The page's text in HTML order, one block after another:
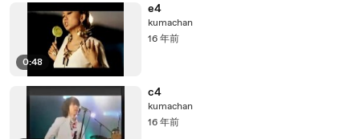
0:48
e4
kumachan
16 年前
c4
kumachan
16 年前